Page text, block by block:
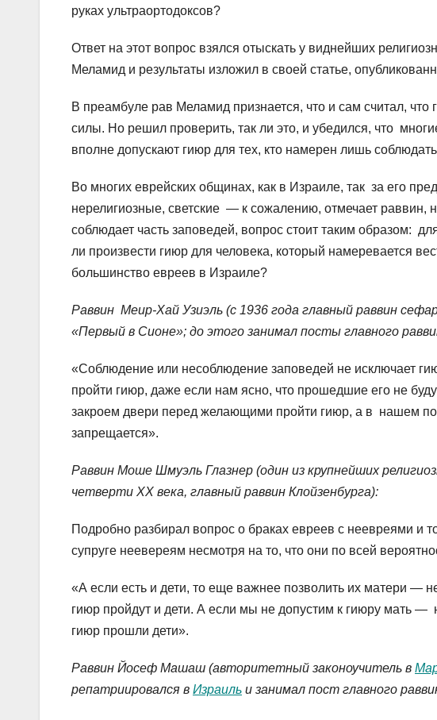
руках ультраортодоксов?
Ответ на этот вопрос взялся отыскать у виднейших
Меламид и результаты изложил в своей статье,
В преамбуле рав Меламид признается, что и сам считал,
силы. Но решил проверить, так ли это, и убедился, что
вполне допускают гиюр для тех, кто намерен лишь
Во многих еврейских общинах, как в Израиле, так за его
нерелигиозные, светские — к сожалению, отмечает раввин,
соблюдает часть заповедей, вопрос стоит таким образом:
ли произвести гиюр для человека, который намеревается
большинство евреев в Израиле?
Раввин Меир-Хай Узиэль (с 1936 года главный раввин
«Первый в Сионе»; до этого занимал посты главного
«Соблюдение или несоблюдение заповедей не исключает
пройти гиюр, даже если нам ясно, что прошедшие его не
закроем двери перед желающими пройти гиюр, а в нашем
запрещается».
Раввин Моше Шмуэль Глазнер (один из крупнейших
четверти ХХ века, главный раввин Клойзенбурга):
Подробно разбирал вопрос о браках евреев с неевреями и
супруге неевереям несмотря на то, что они по всей
«А если есть и дети, то еще важнее позволить их матери —
гиюр пройдут и дети. А если мы не допустим к гиюру мать —
гиюр прошли дети».
Раввин Йосеф Машаш (авторитетный законоучитель в
репатриировался в Израиль и занимал пост главного